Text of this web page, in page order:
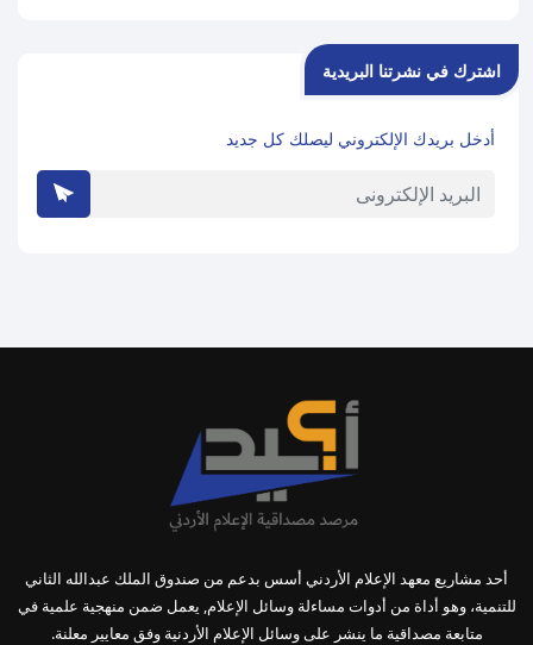
اشترك في نشرتنا البريدية
أدخل بريدك الإلكتروني ليصلك كل جديد
أحد مشاريع معهد الإعلام الأردني أسس بدعم من صندوق الملك عبدالله الثاني
للتنمية، وهو أداة من أدوات مساءلة وسائل الإعلام, يعمل ضمن منهجية علمية في
متابعة مصداقية ما ينشر على وسائل الإعلام الأردنية وفق معايير معلنة.